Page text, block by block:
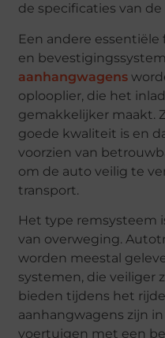
de specificaties van
Een andere
en
aanhangwagens
oplooplier, die het
gemakkelijker maakt.
goede kwaliteit is en
voorzien van
om de auto veilig te
transport.
Het type remsysteem
van overweging.
worden meestal
systemen, die veiliger
bieden tijdens het
aanhangwagens zijn
voertuigen met een